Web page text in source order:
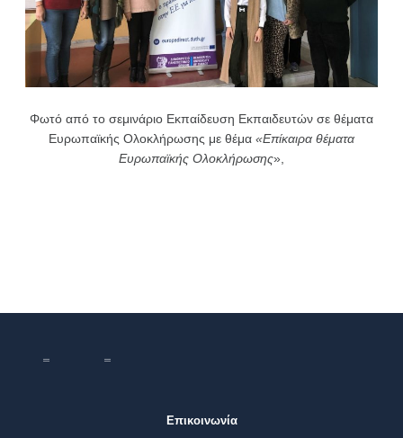
Φωτό από το σεμινάριο Εκπαίδευση Εκπαιδευτών σε θέματα
Ευρωπαϊκής Ολοκλήρωσης με θέμα «Επίκαιρα θέματα
Ευρωπαϊκής Ολοκλήρωσης»,
Επικοινωνία